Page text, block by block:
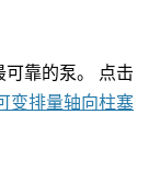
靠的泵。 点击
变排量轴向柱塞